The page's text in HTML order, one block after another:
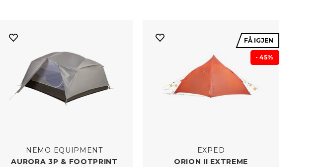
NEMO EQUIPMENT
AURORA 3P & FOOTPRINT
FÅ IGJEN
- 45%
EXPED
ORION II EXTREME